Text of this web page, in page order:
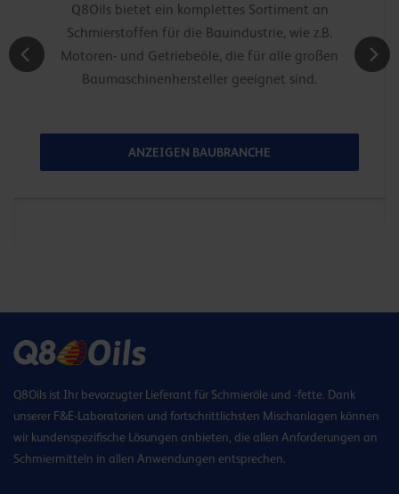
Q8Oils bietet ein komplettes Sortiment an
Schmierstoffen für die Bauindustrie, wie z.B.
Motoren- und Getriebeöle, die für alle großen
Baumaschinenhersteller geeignet sind.
ANZEIGEN BAUBRANCHE
Q8Oils ist Ihr bevorzugter Lieferant für Schmieröle und -fette. Dank
unserer F&E-Laboratorien und fortschrittlichsten Mischanlagen können
wir kundenspezifische Lösungen anbieten, die allen Anforderungen an
Schmiermitteln in allen Anwendungen entsprechen.